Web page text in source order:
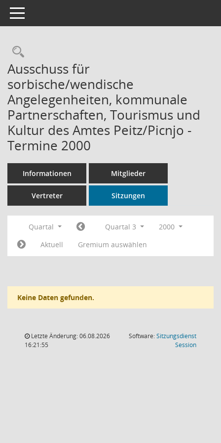
Toggle navigation
Rechercheauswahl
Ausschuss für
sorbische/wendische
Angelegenheiten, kommunale
Partnerschaften, Tourismus und
Kultur des Amtes Peitz/Picnjo -
Termine 2000
Informationen Mitglieder
Vertreter Sitzungen
Quartal Quartal 3
2000
Aktuell
Gremium auswählen
Keine Daten gefunden.
Letzte Änderung: 06.08.2026
16:21:55
Software:Sitzungsdienst
Session(Wird in